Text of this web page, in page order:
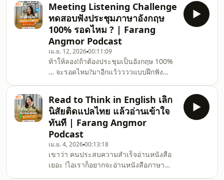
มาฝึกพูดภาษาอังกฤษไปพร้อมกันใน
Farang Angmor Podcast EP นี้เป็นสนาม
ซ้อมทักษะการพูดภาษาอังกฤษ แบบชิล ๆ
ไม่กดดันกับ 3 สถานการณ์ง่าย ๆ ได้ใช้บ่อย
ช่วยให้คุณพูดได้คล่องและเป็นธรรมชาติ
มากขึ้นเริ่มเลยตอนนี้ 🎧ฟัง FULL Podcast
EP. ได้แล้วที่YouTube: http
Meeting Listening Challenge
ทดสอบฟังประชุมภาษาอังกฤษ
100% รอดไหม ? | Farang
Angmor Podcast
เม.ย. 12, 202600:11:09
ท้าให้ลอง!ถ้าต้องประชุมเป็นอังกฤษ 100%
… จะรอดไหม?มาอีกแว้ววววแบบฝึกฟัง
Podcast EP นี้กันฮะมาลองกันนน… ว่า
ประชุมรอบนี้จะได้ไปต่อหรือพอแค่นี้
5555555ถือว่าเป็นสนามซ้อมทักษะการฟัง
ภาษาอังกฤษ แบบสบาย ๆในพื้นที่ปลอดภัย
กันค้าบบบ ตอนท้ายคลิปคะน้ามีแชร์ทริค
ฟังยังไง ให้เข้าใจเร็ว และจับประเด็นได้
แม่นขึ้นอ้อออ !!ฟังจบแล้ว อย่าลืมคอมเมนต์
Read to Think in English เลิก
นิสัยติดแปลไทย แล้วอ่านเข้าใจ
ทันที | Farang Angmor
Podcast
เม.ย. 4, 202600:13:18
เขาว่า คนประสบความสำเร็จอ่านหนังสือ
เยอะ !ไอเราก็อยากจะอ่านหนังสือภาษา